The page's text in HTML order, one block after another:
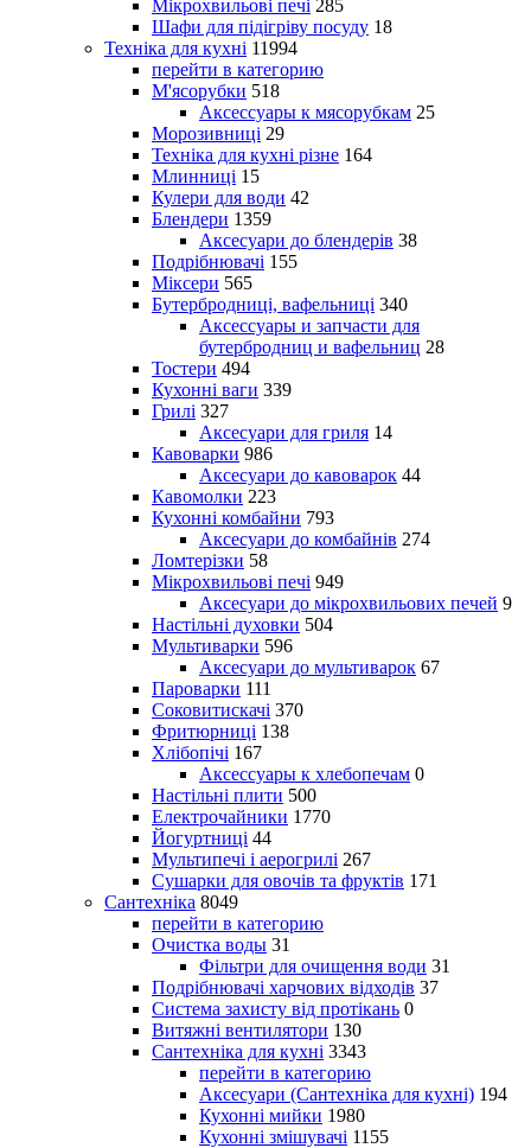
Мікрохвильові печі 285
Шафи для підігріву посуду 18
Техніка для кухні 11994
перейти в категорию
М'ясорубки 518
Аксессуары к мясорубкам 25
Морозивниці 29
Техніка для кухні різне 164
Млинниці 15
Кулери для води 42
Блендери 1359
Аксесуари до блендерів 38
Подрібнювачі 155
Міксери 565
Бутербродниці, вафельниці 340
Аксессуары и запчасти для
бутербродниц и вафельниц 28
Тостери 494
Кухонні ваги 339
Грилі 327
Аксесуари для гриля 14
Кавоварки 986
Аксесуари до кавоварок 44
Кавомолки 223
Кухонні комбайни 793
Аксесуари до комбайнів 274
Ломтерізки 58
Мікрохвильові печі 949
Аксесуари до мікрохвильових печей 9
Настільні духовки 504
Мультиварки 596
Аксесуари до мультиварок 67
Пароварки 111
Соковитискачі 370
Фритюрниці 138
Хлібопічі 167
Аксессуары к хлебопечам 0
Настільні плити 500
Електрочайники 1770
Йогуртниці 44
Мультипечі і аерогрилі 267
Сушарки для овочів та фруктів 171
Сантехніка 8049
перейти в категорию
Очистка воды 31
Фільтри для очищення води 31
Подрібнювачі харчових відходів 37
Система захисту від протікань 0
Витяжні вентилятори 130
Сантехніка для кухні 3343
перейти в категорию
Аксесуари (Сантехніка для кухні) 194
Кухонні мийки 1980
Кухонні змішувачі 1155